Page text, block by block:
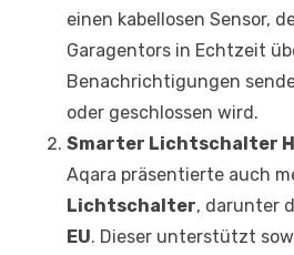
einen kabellosen Sensor,
Garagentors in Echtzeit
Benachrichtigungen
oder geschlossen wird.
Smarter Lichtschalter
Aqara präsentierte auch
Lichtschalter, darunter
EU. Dieser unterstützt